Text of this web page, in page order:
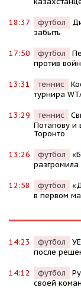
18:37 футбол
забыть
17:50 футбол
против
13:31 теннис
турнира
13:29 теннис
Потапову и
Торонто
13:26 футбол
разгромила
12:58 футбол
в первом
14:23 футбол
после
14:12 футбол
своей